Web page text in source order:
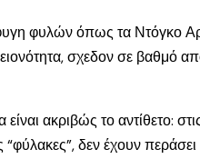
φυλών όπως τα Ντόγκο
σχεδον σε βαθμό
ακριβώς το αντίθετο:
δεν έχουν